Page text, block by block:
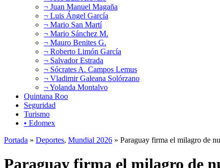
¬ Juan Manuel Magaña
¬ Luis Ángel García
¬ Mario San Martí
¬ Mario Sánchez M.
¬ Mauro Benites G.
¬ Roberto Limón García
¬ Salvador Estrada
¬ Sócrates A. Campos Lemus
¬ Vladimir Galeana Solórzano
¬ Yolanda Montalvo
Quintana Roo
Seguridad
Turismo
• Edomex
Portada » Deportes, Mundial 2026 » Paraguay firma el milagro de
Paraguay firma el milagro de